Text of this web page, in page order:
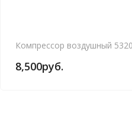
Компрессор воздушный
8,500руб.